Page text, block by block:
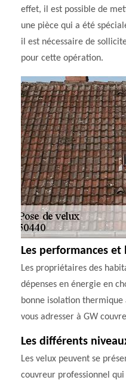
effet, il est possible de
une pièce qui a été
il est nécessaire de
pour cette opération.
Les performances
Les propriétaires des
dépenses en énergie en
bonne isolation thermique
vous adresser à GW
Les différents
Les velux peuvent se
couvreur professionnel